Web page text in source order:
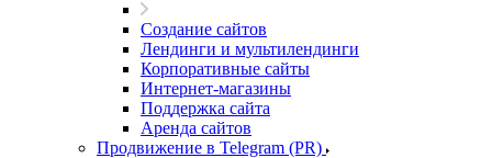
Создание сайтов
Лендинги и мультилендинги
Корпоративные сайты
Интернет-магазины
Поддержка сайта
Аренда сайтов
Продвижение в Telegram (PR)